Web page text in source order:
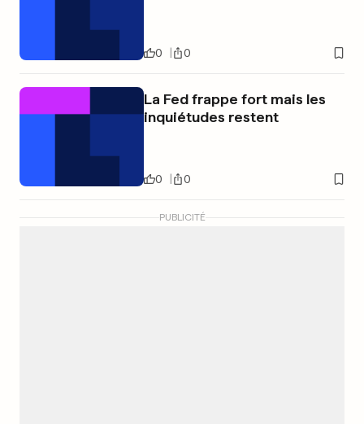
0 0
La Fed frappe fort mais les
inquiétudes restent
0 0
PUBLICITÉ